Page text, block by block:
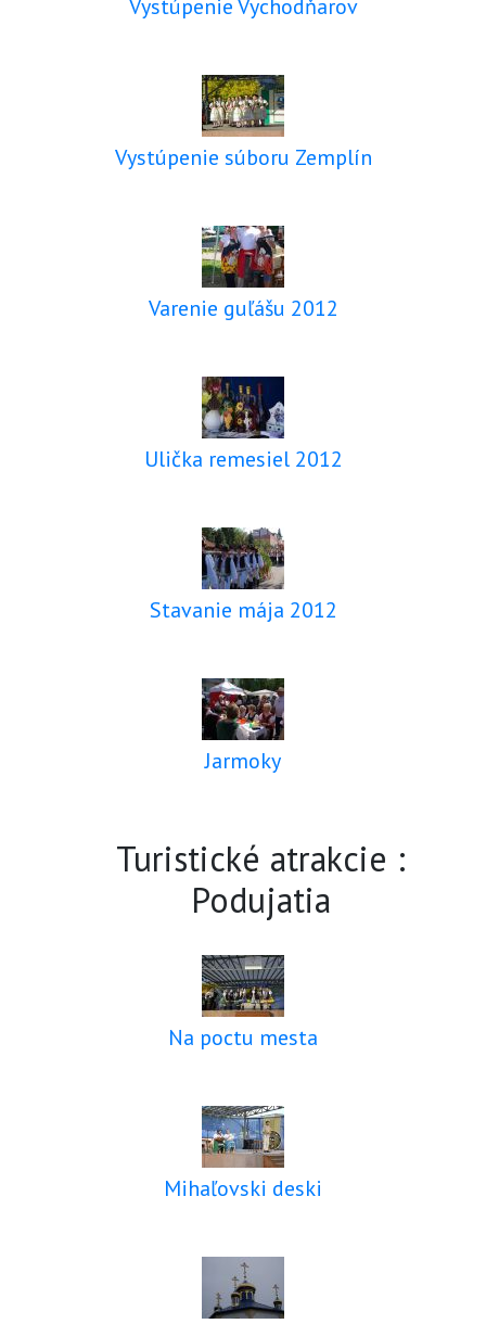
Vystúpenie Vychodňarov
Vystúpenie súboru Zemplín
Varenie guľášu 2012
Ulička remesiel 2012
Stavanie mája 2012
Jarmoky
Turistické atrakcie :
Podujatia
Na poctu mesta
Mihaľovski deski